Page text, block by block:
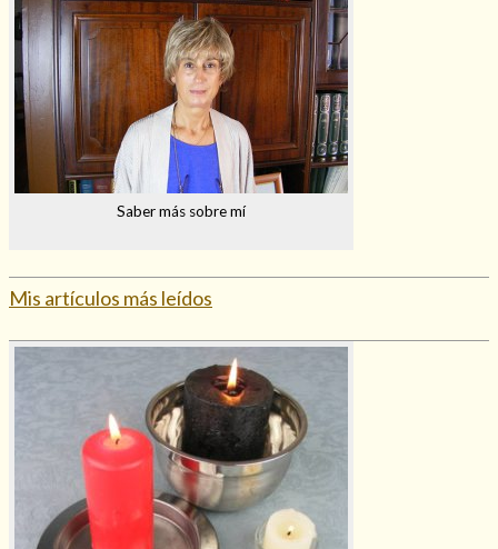
Saber más sobre mí
Mis artículos más leídos